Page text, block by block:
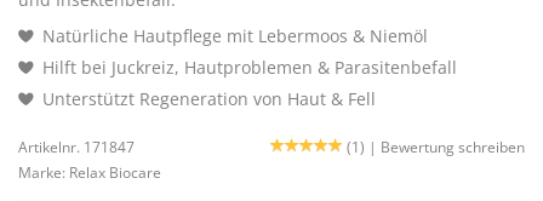
Natürliche Hautpflege mit Lebermoos & Niemöl
Hilft bei Juckreiz, Hautproblemen & Parasitenbefall
Unterstützt Regeneration von Haut & Fell
Artikelnr. 171847 (1) | Bewertung schreiben
Marke: Relax Biocare